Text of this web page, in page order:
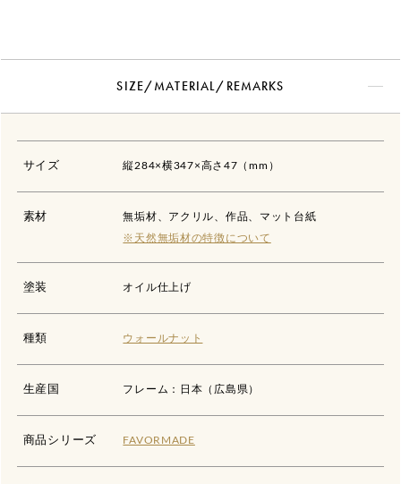
SIZE/MATERIAL/REMARKS
サイズ 縦284×横347×高さ47（mm）
素材
無垢材、アクリル、作品、マット台紙
※天然無垢材の特徴について
塗装 オイル仕上げ
種類 ウォールナット
生産国 フレーム：日本（広島県）
商品シリーズ FAVORMADE